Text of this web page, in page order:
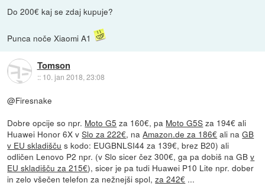
Do 200€ kaj se zdaj kupuje?
Punca noče Xiaomi A1
Tomson
:: 10. jan 2018, 23:08
@Firesnake
Dobre opcije so npr. Moto G5 za 160€, pa Moto G5S za 194€ ali
Huawei Honor 6X vSlo za 222€, naAmazon.de za 186€ ali naGB
v EU skladišču s kodo: EUGBNLSI44 za 139€, brez B20) ali
odličen Lenovo P2 npr. (v Slo sicer čez 300€, ga pa dobiš na GBv
EU skladišču za 215€), sicer je pa tudi Huawei P10 Lite npr. dober
in zelo všečen telefon za nežnejši spol,za 242€ ...